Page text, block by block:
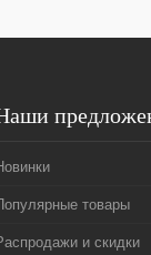
товары
и скидки